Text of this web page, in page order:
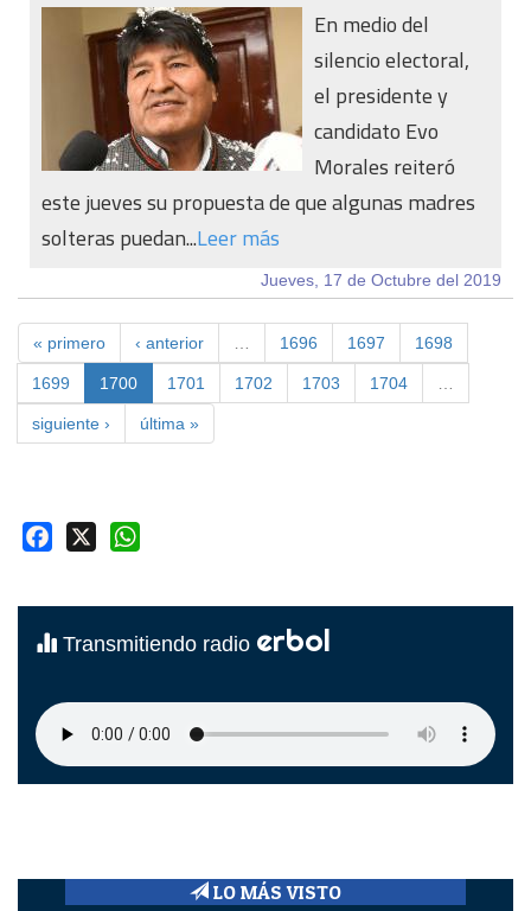
En medio del
silencio electoral,
el presidente y
candidato Evo
Morales reiteró
este jueves su propuesta de que algunas madres
solteras puedan...Leer más
Jueves, 17 de Octubre del 2019
« primero ‹ anterior 1696 1697 1698
1699 1700 1701 1702 1703 1704
siguiente › última »
Facebook
Transmitiendo radio erbol
LO MÁS VISTO